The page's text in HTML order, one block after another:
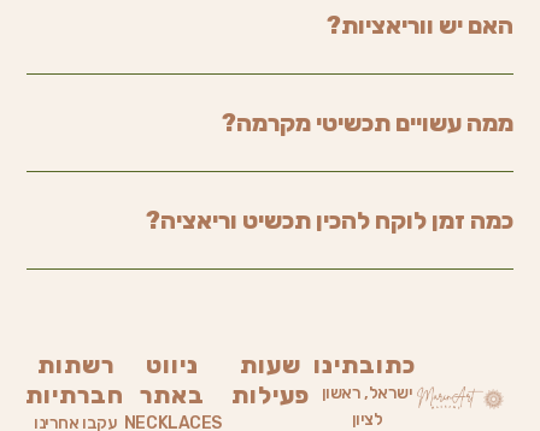
האם יש ווריאציות?
ממה עשויים תכשיטי מקרמה?
כמה זמן לוקח להכין תכשיט וריאציה?
כתובתינו
ישראל, ראשון
לציון
שעות
פעילות
ניווט
באתר
NECKLACES
רשתות
חברתיות
עקבו אחרינו